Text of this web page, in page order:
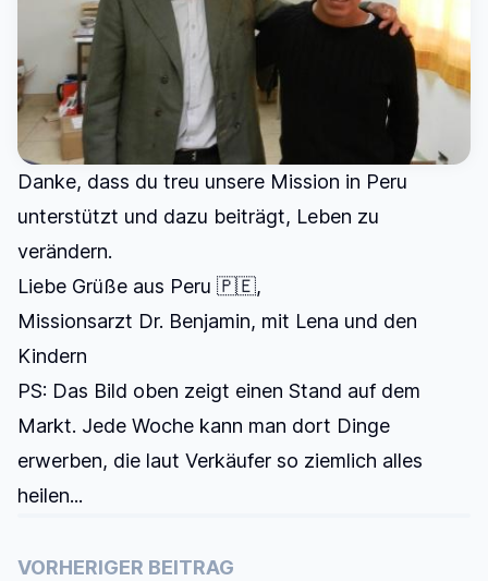
Danke, dass du treu unsere Mission in Peru
unterstützt und dazu beiträgt, Leben zu
verändern.
Liebe Grüße aus Peru 🇵🇪,
Missionsarzt Dr. Benjamin, mit Lena und den
Kindern
PS: Das Bild oben zeigt einen Stand auf dem
Markt. Jede Woche kann man dort Dinge
erwerben, die laut Verkäufer so ziemlich alles
heilen...
VORHERIGER BEITRAG